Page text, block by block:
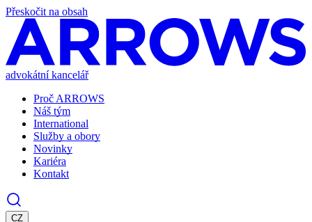
Přeskočit na obsah
advokátní kancelář
Proč ARROWS
Náš tým
International
Služby a obory
Novinky
Kariéra
Kontakt
CZ